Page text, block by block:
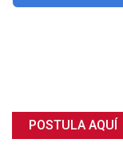
POSTULA AQUÍ